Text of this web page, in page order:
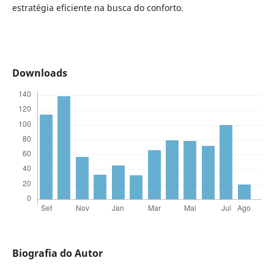
estratégia eficiente na busca do conforto.
Downloads
Biografia do Autor